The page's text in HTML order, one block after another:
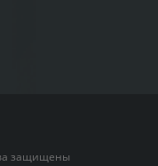
защищены